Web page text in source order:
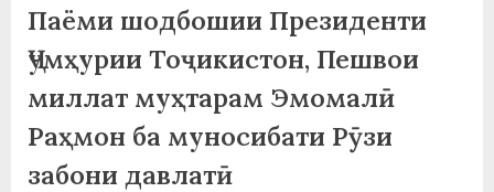
р
и
Паёми шодбошии Президенти
Ҷумҳурии Тоҷикистон, Пешвои
миллат муҳтарам Эмомалӣ
Раҳмон ба муносибати Рӯзи
забони давлатӣ